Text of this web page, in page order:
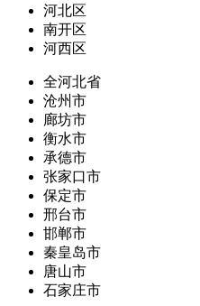
河北区
南开区
河西区
全河北省
沧州市
廊坊市
衡水市
承德市
张家口市
保定市
邢台市
邯郸市
秦皇岛市
唐山市
石家庄市